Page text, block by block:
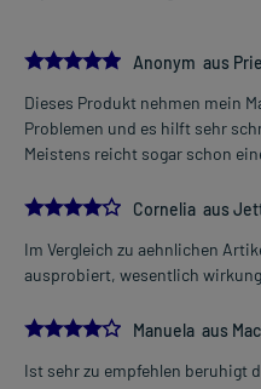
5.0Anonym aus
Dieses Produkt nehmen mein
Problemen und es hilft sehr
Meistens reicht sogar schon
4.0
Cornelia aus
Im Vergleich zu aehnlichen
ausprobiert, wesentlich
4.0
Manuela aus
Ist sehr zu empfehlen beruhigt